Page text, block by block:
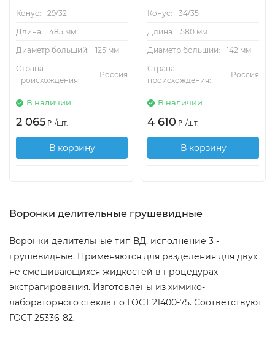
Конус:
29/32
Длина:
485 мм
Диаметр больший:
125 мм
Страна
происхождения:
Россия
В наличии
2 065 ₽ /шт.
В корзину
Конус:
34/35
Длина:
580 мм
Диаметр больший:
142 мм
Страна
происхождения:
Россия
В наличии
4 610 ₽ /шт.
В корзину
Воронки делительные грушевидные
Воронки делительные тип ВД, исполнение 3 -
грушевидные. Применяются для разделения для двух
не смешивающихся жидкостей в процедурах
экстрагирования. Изготовлены из химико-
лабораторного стекла по ГОСТ 21400-75. Соответствуют
ГОСТ 25336-82.